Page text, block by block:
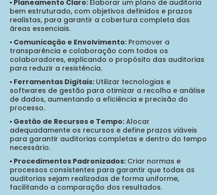
▪️ Planeamento Claro: Elaborar um plano de auditoria
bem estruturado, com objetivos definidos e prazos
realistas, para garantir a cobertura completa das
áreas essenciais.
▪️ Comunicação e Envolvimento: Promover a
transparência e colaboração com todos os
colaboradores, explicando o propósito das auditorias
para reduzir a resistência.
▪️ Ferramentas Digitais: Utilizar tecnologias e
softwares de gestão para otimizar a recolha e análise
de dados, aumentando a eficiência e precisão do
processo.
▪️ Gestão de Recursos e Tempo:Alocar
adequadamente os recursos e define prazos viáveis
para garantir auditorias completas e dentro do tempo
necessário.
▪️ Procedimentos Padronizados: Criar normas e
processos consistentes para garantir que todas as
auditorias sejam realizadas de forma uniforme,
facilitando a comparação dos resultados.